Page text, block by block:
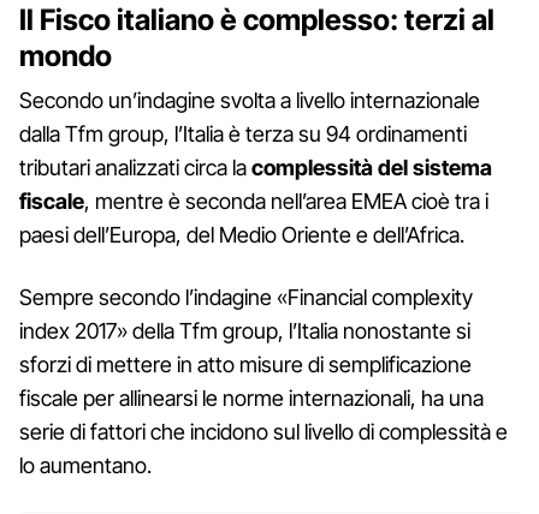
Il Fisco italiano è complesso: terzi al
mondo
Secondo un’indagine svolta a livello internazionale
dalla Tfm group, l’Italia è terza su 94 ordinamenti
tributari analizzati circa lacomplessità del sistema
fiscale, mentre è seconda nell’area EMEA cioè tra i
paesi dell’Europa, del Medio Oriente e dell’Africa.
Sempre secondo l’indagine «Financial complexity
index 2017» della Tfm group, l’Italia nonostante si
sforzi di mettere in atto misure di semplificazione
fiscale per allinearsi le norme internazionali, ha una
serie di fattori che incidono sul livello di complessità e
lo aumentano.